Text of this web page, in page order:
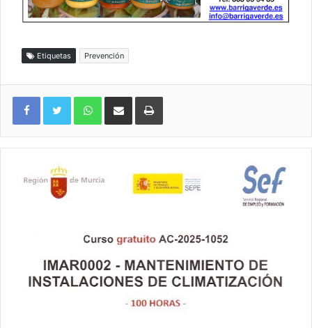
Etiquetas Prevención
WhatsAppCompartir por correo electrónicoImprimir